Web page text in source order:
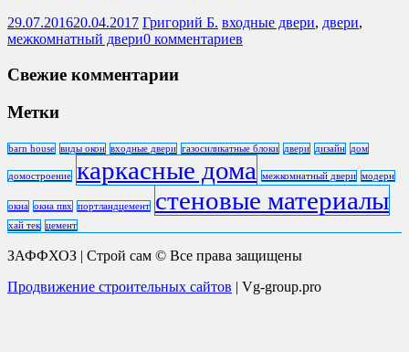
29.07.201620.04.2017 Григорий Б. входные двери, двери,
межкомнатный двери0 комментариев
Свежие комментарии
Метки
barn house виды окон входные двери газосиликатные блоки двери дизайн дом
домостроение каркасные дома межкомнатный двери модерн
окна окна пвх портландцемент стеновые материалы
хай тек цемент
ЗАФФХОЗ | Строй сам © Все права защищены
Продвижение строительных сайтов | Vg-group.pro